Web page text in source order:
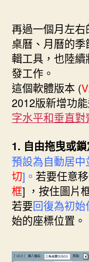
者
再過一個月左
桌曆、月曆的
輯工具，也陸
發工作。
這個軟體版本 (
2012版新增功能
字水平和垂直對
1. 自由拖曳或
預設為自動居
切]。 若要任意
框] ，按住圖片
若要回復為初始
始的座標位置。